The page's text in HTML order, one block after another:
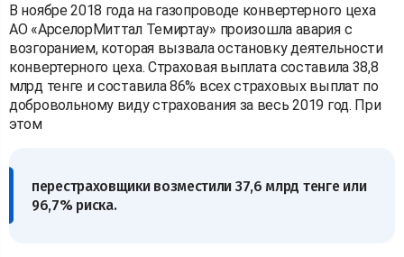
В ноябре 2018 года на газопроводе конвертерного цеха
АО «АрселорМиттал Темиртау» произошла авария с
возгоранием, которая вызвала остановку деятельности
конвертерного цеха. Страховая выплата составила 38,8
млрд тенге и составила 86% всех страховых выплат по
добровольному виду страхования за весь 2019 год. При
этом
перестраховщики возместили 37,6 млрд тенге или
96,7% риска.